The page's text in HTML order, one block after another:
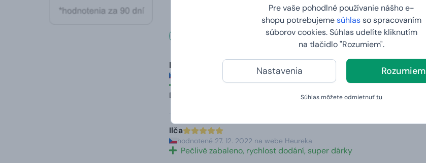
Pre vaše pohodlné používanie nášho e-
shopu potrebujemesúhlasso spracovaním
súborov cookies. Súhlas udelíte kliknutím
na tlačidlo "Rozumiem".
Nastavenia Rozumiem
Súhlas môžete odmietnuťtu
Čo hovoria naši zákazníci?
Martinadan90
hodnotené 15. 4. 2025 na webe Zbozi.cz
Profesionální přístup, vstřícné a velmi milé jednání.
Doporučuji
Ilča
hodnotené 27. 12. 2022 na webe Heureka
Pečlivě zabaleno, rychlost dodání, super dárky